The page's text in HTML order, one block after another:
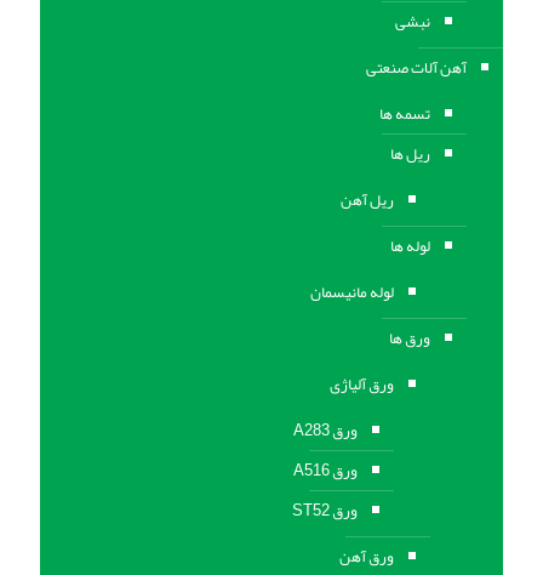
نبشی
آهن آلات صنعتی
تسمه ها
ریل ها
ریل آهن
لوله ها
لوله مانیسمان
ورق ها
ورق آلیاژی
ورق A283
ورق A516
ورق ST52
ورق آهن